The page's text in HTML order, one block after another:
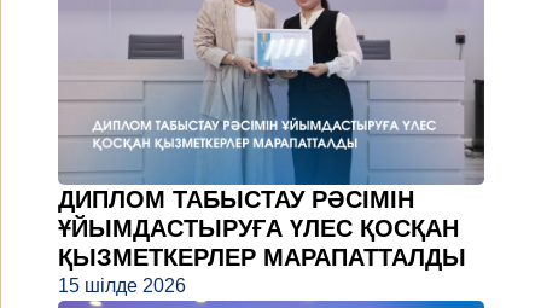
ДИПЛОМ ТАБЫСТАУ РӘСІМІН
ҰЙЫМДАСТЫРУҒА ҮЛЕС ҚОСҚАН
ҚЫЗМЕТКЕРЛЕР МАРАПАТТАЛДЫ
15 шілде 2026